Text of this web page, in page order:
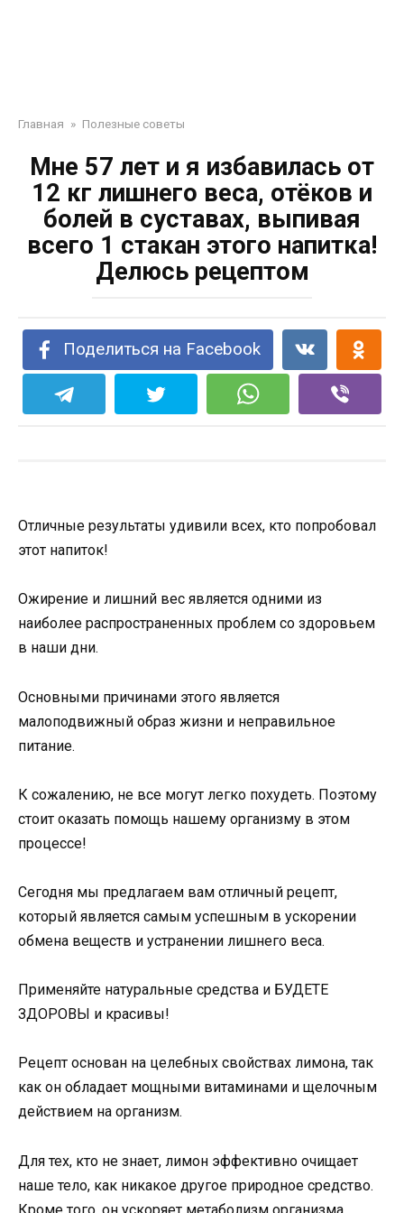
Главная » Полезные советы
Мне 57 лет и я избавилась от
12 кг лишнего веса, отёков и
болей в суставах, выпивая
всего 1 стакан этого напитка!
Делюсь рецептом
Поделиться на Facebook
Отличные результаты удивили всех, кто попробовал
этот напиток!
Ожирение и лишний вес является одними из
наиболее распространенных проблем со здоровьем
в наши дни.
Основными причинами этого является
малоподвижный образ жизни и неправильное
питание.
К сожалению, не все могут легко похудеть. Поэтому
стоит оказать помощь нашему организму в этом
процессе!
Сегодня мы предлагаем вам отличный рецепт,
который является самым успешным в ускорении
обмена веществ и устранении лишнего веса.
Применяйте натуральные средства и БУДЕТЕ
ЗДОРОВЫ и красивы!
Рецепт основан на целебных свойствах лимона, так
как он обладает мощными витаминами и щелочным
действием на организм.
Для тех, кто не знает, лимон эффективно очищает
наше тело, как никакое другое природное средство.
Кроме того, он ускоряет метаболизм организма.